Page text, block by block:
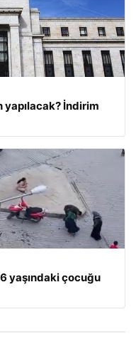
yapılacak? İndirim
yaşındaki çocuğu